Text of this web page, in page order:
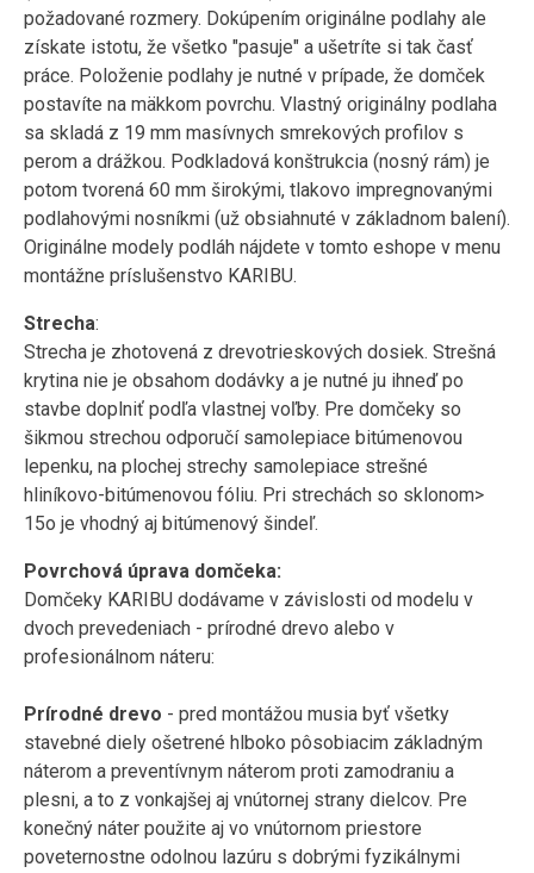
požadované rozmery. Dokúpením originálne podlahy ale
získate istotu, že všetko "pasuje" a ušetríte si tak časť
práce. Položenie podlahy je nutné v prípade, že domček
postavíte na mäkkom povrchu. Vlastný originálny podlaha
sa skladá z 19 mm masívnych smrekových profilov s
perom a drážkou. Podkladová konštrukcia (nosný rám) je
potom tvorená 60 mm širokými, tlakovo impregnovanými
podlahovými nosníkmi (už obsiahnuté v základnom balení).
Originálne modely podláh nájdete v tomto eshope v menu
montážne príslušenstvo KARIBU.
Strecha:
Strecha je zhotovená z drevotrieskových dosiek. Strešná
krytina nie je obsahom dodávky a je nutné ju ihneď po
stavbe doplniť podľa vlastnej voľby. Pre domčeky so
šikmou strechou odporučí samolepiace bitúmenovou
lepenku, na plochej strechy samolepiace strešné
hliníkovo-bitúmenovou fóliu. Pri strechách so sklonom>
15o je vhodný aj bitúmenový šindeľ.
Povrchová úprava domčeka:
Domčeky KARIBU dodávame v závislosti od modelu v
dvoch prevedeniach - prírodné drevo alebo v
profesionálnom náteru:
Prírodné drevo - pred montážou musia byť všetky
stavebné diely ošetrené hlboko pôsobiacim základným
náterom a preventívnym náterom proti zamodraniu a
plesni, a to z vonkajšej aj vnútornej strany dielcov. Pre
konečný náter použite aj vo vnútornom priestore
poveternostne odolnou lazúru s dobrými fyzikálnymi